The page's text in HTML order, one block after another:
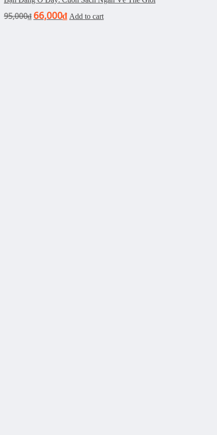
95,000₫ 66,000₫ Add to cart